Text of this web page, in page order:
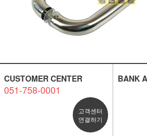
CUSTOMER CENTER
051-758-0001
고객센터
연결하기
BANK